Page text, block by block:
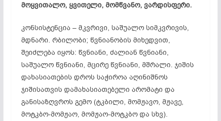
მოყვითალო, ყვითელი, მომწვანო, ვარდისფერი.
კონსისტენცია – მკვრივი, საშუალო სიმკვრივის,
მდნარი. რბილობი; წვნიანობის მიხედვით,
შეიძლება იყოს: წვნიანი, ძალიან წვნიანი,
საშუალო წვნიანი, მცირე წვნიანი, მშრალი. ჯიშის
დახასიათების დროს საჭიროა აღინიშნოს
ჯიშისათვის დამახასიათებელი არომატი და
განისაზღვროს გემო (ტკბილი, მომჟავო, მჟავე,
მოტკბო-მომჟაო, მომჟაო-მოტკბო და სხვ).